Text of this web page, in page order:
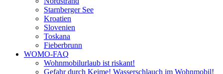
Starnberger See
Kroatien
Slovenien
Toskana
Fieberbrunn
WOMO-FAQ
Wohnmobilurlaub ist riskant!
Gefahr durch Keime! Wasserschlauch im Wohnmobil!